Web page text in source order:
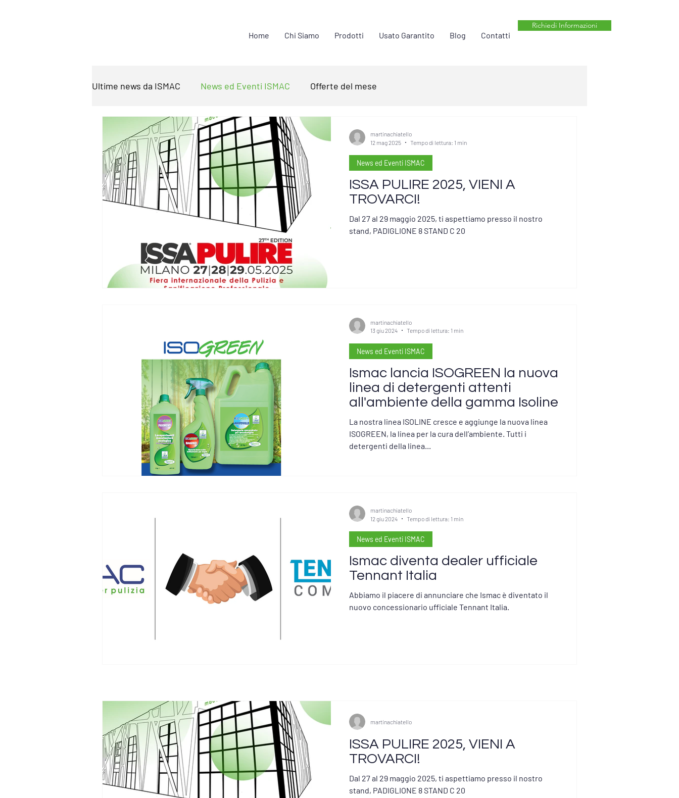
Home Chi Siamo Prodotti Usato Garantito Blog Contatti
Richiedi Informazioni
Ultime news da ISMAC News ed Eventi ISMAC Offerte del mese
ISSA PULIRE 2025, VIENI A
TROVARCI!
Dal 27 al 29 maggio 2025, ti aspettiamo presso il nostro
stand, PADIGLIONE 8 STAND C 20
News ed Eventi ISMAC
martinachiatello
12 mag 2025
Tempo di lettura: 1 min
Ismac lancia ISOGREEN la nuova
linea di detergenti attenti
all'ambiente della gamma Isoline
La nostra linea ISOLINE cresce e aggiunge la nuova linea
ISOGREEN, la linea per la cura dell’ambiente. Tutti i
detergenti della linea...
News ed Eventi ISMAC
martinachiatello
13 giu 2024
Tempo di lettura: 1 min
Ismac diventa dealer ufficiale
Tennant Italia
Abbiamo il piacere di annunciare che Ismac è diventato il
nuovo concessionario ufficiale Tennant Italia.
News ed Eventi ISMAC
martinachiatello
12 giu 2024
Tempo di lettura: 1 min
ISSA PULIRE 2025, VIENI A
TROVARCI!
Dal 27 al 29 maggio 2025, ti aspettiamo presso il nostro
stand, PADIGLIONE 8 STAND C 20
martinachiatello